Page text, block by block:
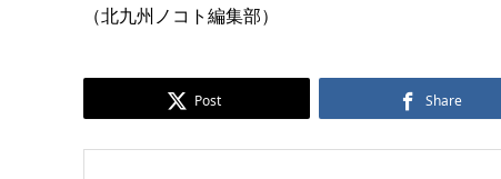
（北九州ノコト編集部）
Post Share